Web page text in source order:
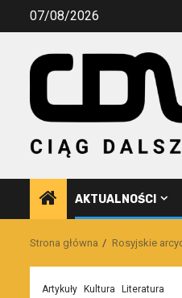
Przejdź07/08/2026
AKTUALNOŚCI
Strona główna Rosyjskie
Artykuły Kultura Literatura